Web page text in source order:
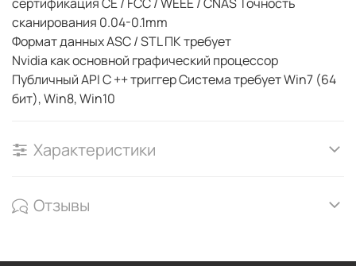
сканирования 0.04-0.1mm
Формат данных ASC / STL ПК требует
Nvidia как основной графический процессор
Публичный API C ++ триггер Система требует Win7 (64
бит), Win8, Win10
Характеристики
Отзывы